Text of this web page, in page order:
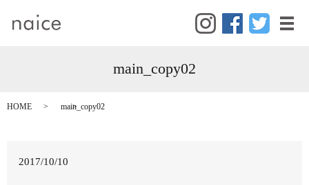
メ
main_copy02
HOME main_copy02
2017/10/10